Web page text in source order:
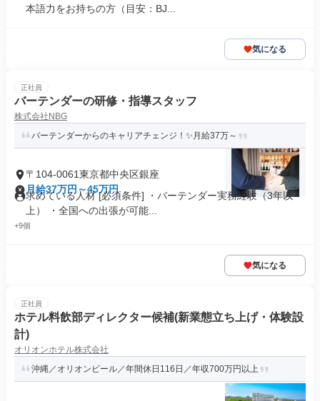
本語力をお持ちの方（目安：BJ...
気になる
正社員
バーテンダーの研修・指導スタッフ
株式会社NBG
バーテンダーからのキャリアチェンジ！✨月給37万～
〒104-0061東京都中央区銀座
月給37万円～45万円
求めている人材 [必須条件] ・バーテンダー実務経験（3年以
上） ・全国への出張が可能...
+9個
気になる
正社員
ホテル料飲部ディレクター候補(新業態立ち上げ・体験設
計)
オリオンホテル株式会社
沖縄／オリオンビール／年間休日116日／年収700万円以上